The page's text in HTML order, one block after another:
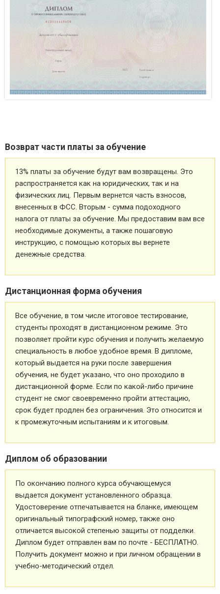
Возврат части платы за обучение
13% платы за обучение будут вам возвращены. Это
распространяется как на юридических, так и на
физических лиц. Первым вернется часть взносов,
внесенных в ФСС. Вторым - сумма подоходного
налога от платы за обучение. Мы предоставим вам все
необходимые документы, а также пошаговую
инструкцию, с помощью которых вы вернете
денежные средства.
Дистанционная форма обучения
Все обучение, в том числе итоговое тестирование,
студенты проходят в дистанционном режиме. Это
позволяет пройти курс обучения и получить желаемую
специальность в любое удобное время. В дипломе,
который выдается на руки после завершения
обучения, не будет указано, что оно проходило в
дистанционной форме. Если по какой-либо причине
студент не смог своевременно пройти аттестацию,
срок будет продлен без ограничения. Это относится и
к промежуточным испытаниям и к итоговым.
Диплом об образовании
По окончанию полного курса обучающемуся
выдается документ установленного образца.
Удостоверение отпечатывается на бланке, имеющем
оригинальный типографский номер, также оно
отличается высокой степенью защиты от подделки.
Диплом будет отправлен вам по почте - БЕСПЛАТНО.
Получить документ можно и при личном обращении в
учебно-методический отдел.